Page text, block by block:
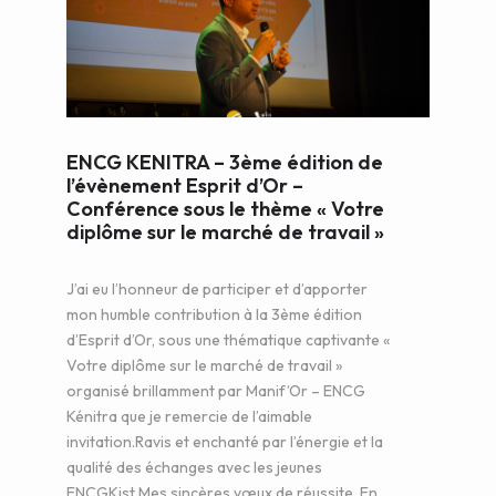
OTHER / AUTRES
ENCG KENITRA – 3ème édition de
l’évènement Esprit d’Or –
Conférence sous le thème « Votre
diplôme sur le marché de travail »
J’ai eu l’honneur de participer et d’apporter
mon humble contribution à la 3ème édition
d’Esprit d’Or, sous une thématique captivante «
Votre diplôme sur le marché de travail »
organisé brillamment par Manif’Or – ENCG
Kénitra que je remercie de l’aimable
invitation.Ravis et enchanté par l’énergie et la
qualité des échanges avec les jeunes